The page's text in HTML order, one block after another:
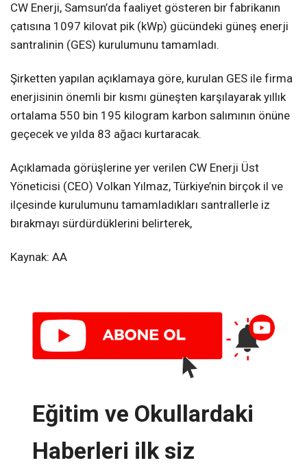
CW Enerji, Samsun’da faaliyet gösteren bir fabrikanın
çatısına 1097 kilovat pik (kWp) gücündeki güneş enerji
santralinin (GES) kurulumunu tamamladı.
Şirketten yapılan açıklamaya göre, kurulan GES ile firma
enerjisinin önemli bir kısmı güneşten karşılayarak yıllık
ortalama 550 bin 195 kilogram karbon salımının önüne
geçecek ve yılda 83 ağacı kurtaracak.
Açıklamada görüşlerine yer verilen CW Enerji Üst
Yöneticisi (CEO) Volkan Yılmaz, Türkiye’nin birçok il ve
ilçesinde kurulumunu tamamladıkları santrallerle iz
bırakmayı sürdürdüklerini belirterek,
Kaynak: AA
Eğitim ve Okullardaki
Haberleri ilk siz